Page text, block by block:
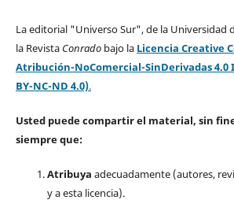
La editorial "Universo Sur", de la Universidad
la Revista Conradobajo la Licencia Creative
Atribución-NoComercial-SinDerivadas 4.0
BY-NC-ND 4.0).
Usted puede compartir el material, sin
siempre que:
Atribuya adecuadamente (autores,
y a esta licencia).